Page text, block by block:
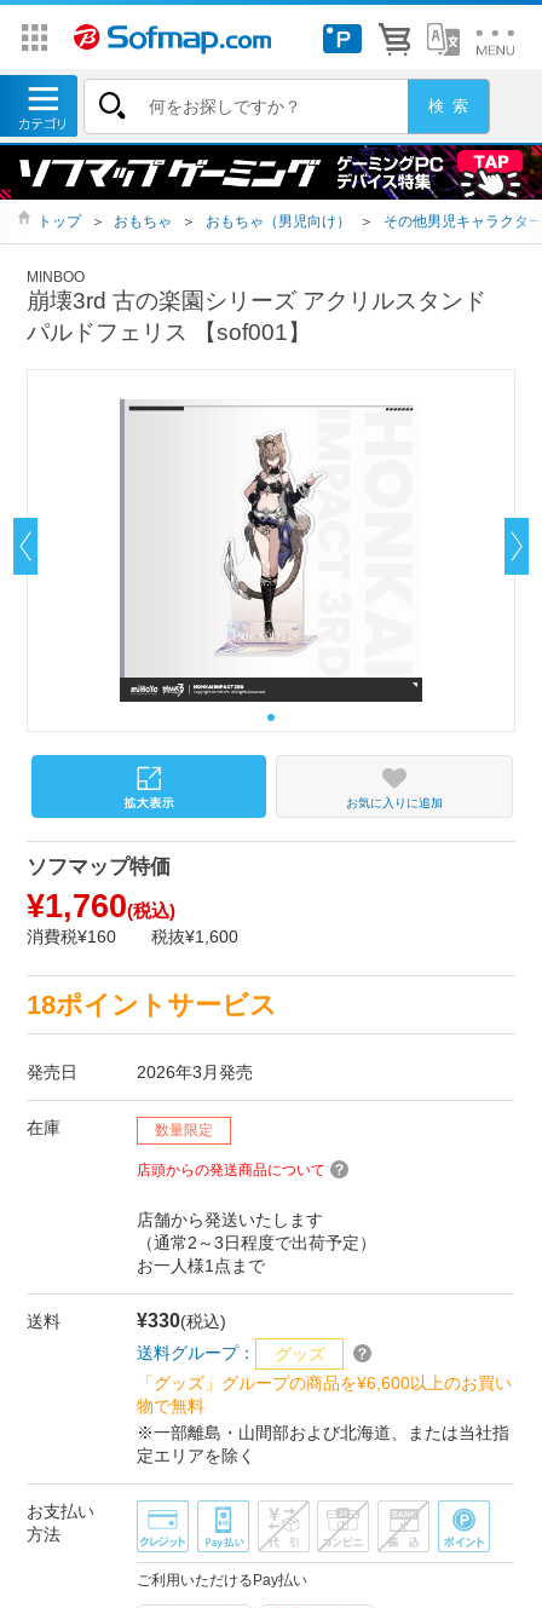
トップ ＞ おもちゃ ＞ おもちゃ（男児向け） ＞ その他男児キャラクター
MINBOO
崩壊3rd 古の楽園シリーズ アクリルスタンド
パルドフェリス 【sof001】
お気に入りに追加
ソフマップ特価
¥1,760(税込)
消費税¥160 税抜¥1,600
18ポイントサービス
発売日 2026年3月発売
在庫 数量限定
店頭からの発送商品について
店舗から発送いたします
（通常2～3日程度で出荷予定）
お一人様1点まで
送料 ¥330(税込)
送料グループ：
グッズ
「グッズ」グループの商品を¥6,600以上のお買い
物で無料
※一部離島・山間部および北海道、または当社指
定エリアを除く
お支払い
方法
ご利用いただけるPay払い